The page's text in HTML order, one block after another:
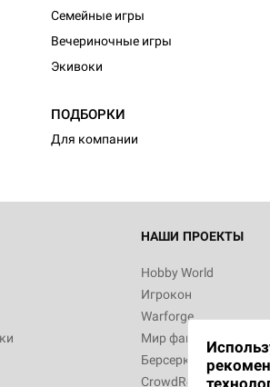
Семейные игры
Вечериночные игры
Экивоки
ПОДБОРКИ
Для компании
НАШИ ПРОЕКТЫ
Hobby World
Игрокон
Warforge
Мир фантастики
Берсерк
CrowdRepublic